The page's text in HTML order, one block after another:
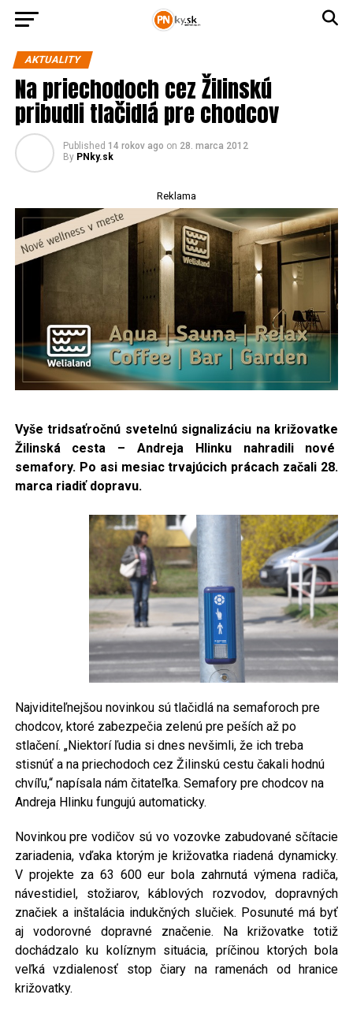
AKTUALITY
Na priechodoch cez Žilinskú
pribudli tlačidlá pre chodcov
Published 14 rokov ago on 28. marca 2012
By PNky.sk
Reklama
Vyše tridsaťročnú svetelnú signalizáciu na križovatke
Žilinská cesta – Andreja Hlinku nahradili nové
semafory. Po asi mesiac trvajúcich prácach začali 28.
marca riadiť dopravu.
Najviditeľnejšou novinkou sú tlačidlá na semaforoch pre
chodcov, ktoré zabezpečia zelenú pre peších až po
stlačení. „Niektorí ľudia si dnes nevšimli, že ich treba
stisnúť a na priechodoch cez Žilinskú cestu čakali hodnú
chvíľu,“ napísala nám čitateľka. Semafory pre chodcov na
Andreja Hlinku fungujú automaticky.
Novinkou pre vodičov sú vo vozovke zabudované sčítacie
zariadenia, vďaka ktorým je križovatka riadená dynamicky.
V projekte za 63 600 eur bola zahrnutá výmena radiča,
návestidiel, stožiarov, káblových rozvodov, dopravných
značiek a inštalácia indukčných slučiek. Posunuté má byť
aj vodorovné dopravné značenie. Na križovatke totiž
dochádzalo ku kolíznym situácia, príčinou ktorých bola
veľká vzdialenosť stop čiary na ramenách od hranice
križovatky.